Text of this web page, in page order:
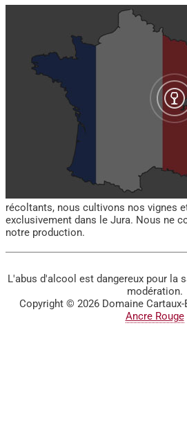
récoltants, nous cultivons nos vignes
exclusivement dans le Jura. Nous ne
notre production.
L'abus d'alcool est dangereux pour la
modération.
Copyright © 2026 Domaine Cartaux-
Ancre Rouge